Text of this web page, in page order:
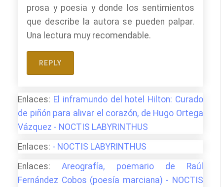
prosa y poesia y donde los sentimientos
que describe la autora se pueden palpar.
Una lectura muy recomendable.
REPLY
Enlaces: El inframundo del hotel Hilton: Curado
de piñón para alivar el corazón, de Hugo Ortega
Vázquez - NOCTIS LABYRINTHUS
Enlaces: - NOCTIS LABYRINTHUS
Enlaces:Areografía, poemario de Raúl
Fernández Cobos (poesía marciana) - NOCTIS